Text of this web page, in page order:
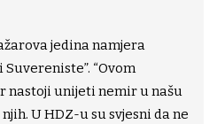
jedina namjera
“Ovom
nastoji unijeti nemir u našu
U HDZ-u su svjesni da ne